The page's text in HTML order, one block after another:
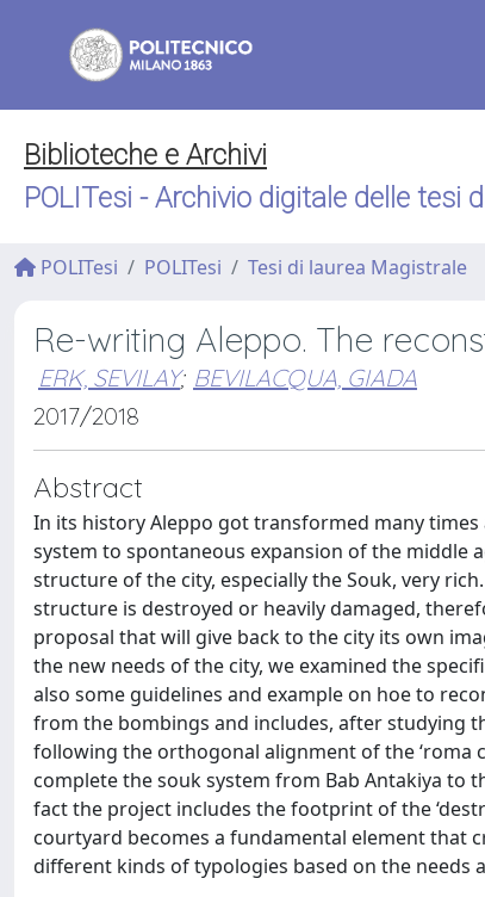
Biblioteche e Archivi
POLITesi - Archivio digitale delle tesi
POLITesi POLITesi Tesi di laurea Magistrale
Re-writing Aleppo. The
ERK, SEVILAY; BEVILACQUA, GIADA
2017/2018
Abstract
In its history Aleppo got transformed many
system to spontaneous expansion of the middle
structure of the city, especially the Souk, very
structure is destroyed or heavily damaged,
proposal that will give back to the city its own
the new needs of the city, we examined the
also some guidelines and example on hoe to
from the bombings and includes, after studying
following the orthogonal alignment of the ‘roma
complete the souk system from Bab Antakiya to
fact the project includes the footprint of the
courtyard becomes a fundamental element that
different kinds of typologies based on the needs